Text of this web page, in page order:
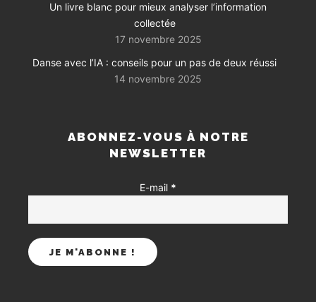
Un livre blanc pour mieux analyser l’information
collectée
17 novembre 2025
Danse avec l’IA : conseils pour un pas de deux réussi
14 novembre 2025
ABONNEZ-VOUS À NOTRE
NEWSLETTER
E-mail *